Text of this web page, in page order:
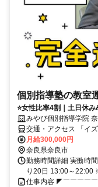
個別指導塾の教室
⭐女性比率4割｜土日休
みやび個別指導学院
交通・アクセス 「イ
沿い、「メガネ本舗奈
月給300,000円
奈良県奈良市
勤務時間詳細 実働時
り20日 13:00～22:00
仕事内容 ◤￣￣￣￣